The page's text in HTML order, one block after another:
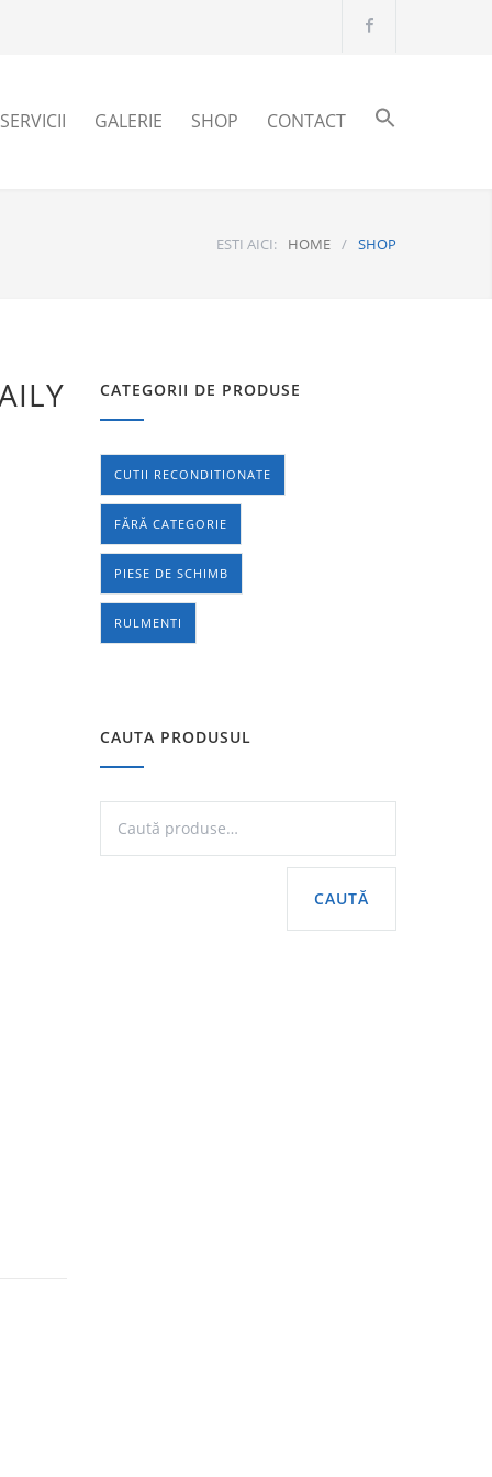
SERVICII GALERIE SHOP CONTACT
ESTI AICI: HOME / SHOP
CATEGORII DE PRODUSE
CUTII RECONDITIONATE
FĂRĂ CATEGORIE
PIESE DE SCHIMB
RULMENTI
CAUTA PRODUSUL
CAUTĂ